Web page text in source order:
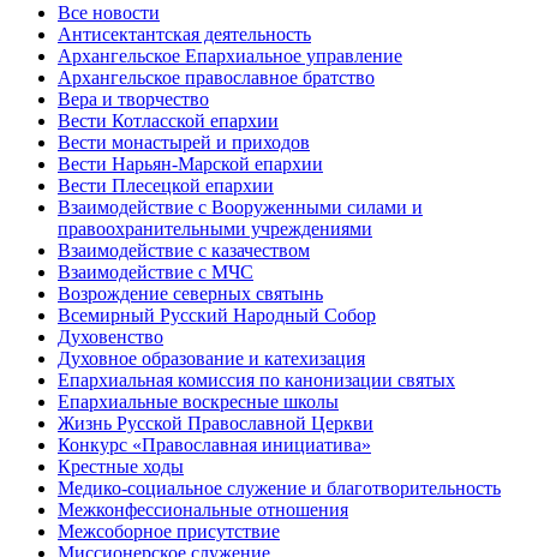
Все новости
Антисектантская деятельность
Архангельское Епархиальное управление
Архангельское православное братство
Вера и творчество
Вести Котласской епархии
Вести монастырей и приходов
Вести Нарьян-Марской епархии
Вести Плесецкой епархии
Взаимодействие с Вооруженными силами и
правоохранительными учреждениями
Взаимодействие с казачеством
Взаимодействие с МЧС
Возрождение северных святынь
Всемирный Русский Народный Собор
Духовенство
Духовное образование и катехизация
Епархиальная комиссия по канонизации святых
Епархиальные воскресные школы
Жизнь Русской Православной Церкви
Конкурс «Православная инициатива»
Крестные ходы
Медико-социальное служение и благотворительность
Межконфессиональные отношения
Межсоборное присутствие
Миссионерское служение